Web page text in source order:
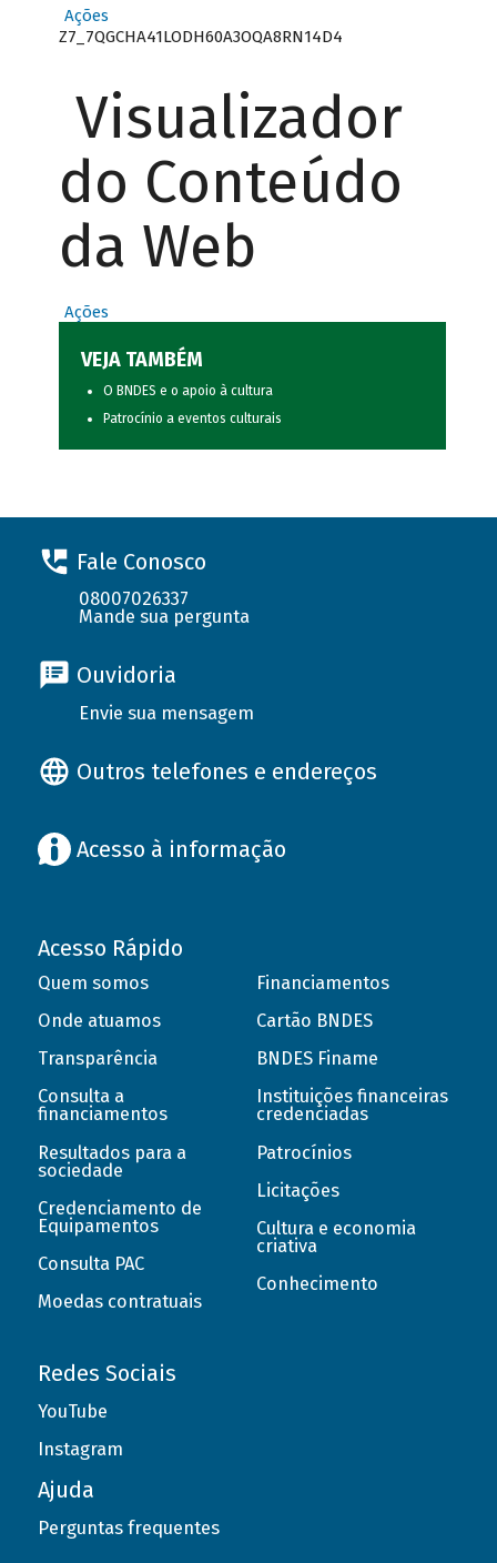
Ações
Z7_7QGCHA41LODH60A3OQA8RN14D4
Visualizador
do Conteúdo
da Web
Ações
VEJA TAMBÉM
O BNDES e o apoio à cultura
Patrocínio a eventos culturais
Fale Conosco
08007026337
Mande sua pergunta
Ouvidoria
Envie sua mensagem
Outros telefones e endereços
Acesso à informação
Acesso Rápido
Quem somos
Onde atuamos
Transparência
Consulta a
financiamentos
Resultados para a
sociedade
Credenciamento de
Equipamentos
Consulta PAC
Moedas contratuais
Financiamentos
Cartão BNDES
BNDES Finame
Instituições financeiras
credenciadas
Patrocínios
Licitações
Cultura e economia
criativa
Conhecimento
Redes Sociais
YouTube
Instagram
Ajuda
Perguntas frequentes